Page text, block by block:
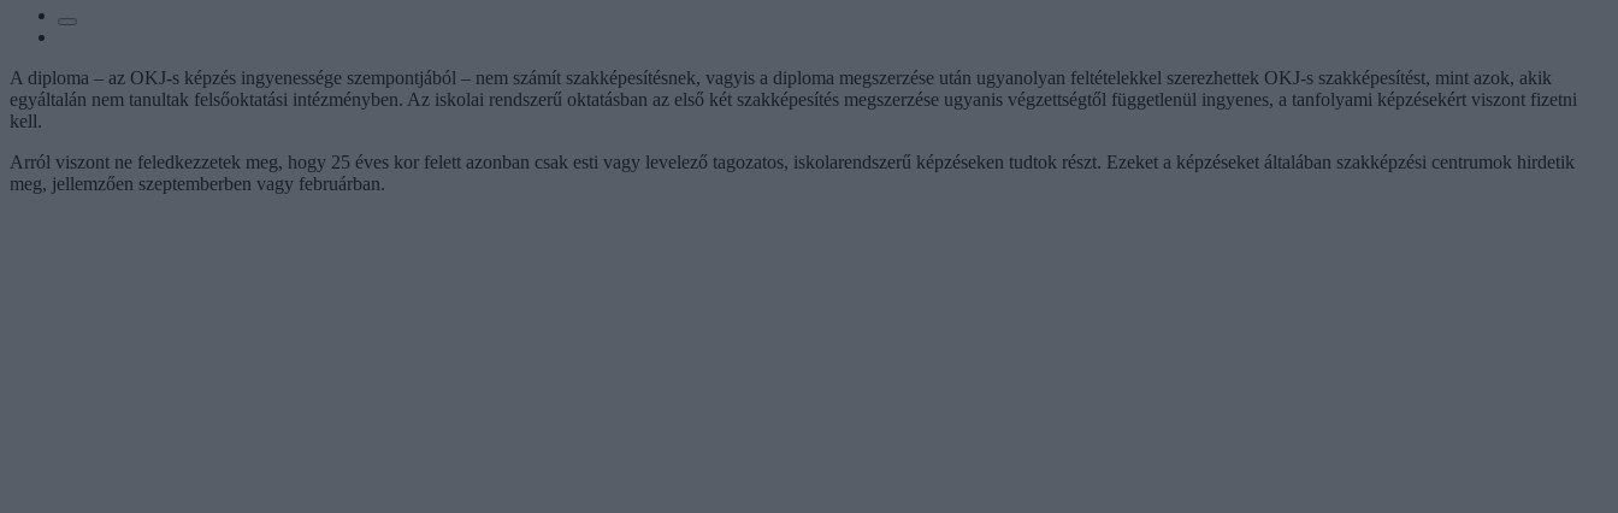
A diploma – az OKJ-s képzés ingyenessége szempontjából – nem számít szakképesítésnek, vagyis a diploma megszerzése után ugyanolyan feltételekkel szerezhettek OKJ-s szakképesítést, mint azok, akik
egyáltalán nem tanultak felsőoktatási intézményben. Az iskolai rendszerű oktatásban az első két szakképesítés megszerzése ugyanis végzettségtől függetlenül ingyenes, a tanfolyami képzésekért viszont fizetni
kell.
Arról viszont ne feledkezzetek meg, hogy 25 éves kor felett azonban csak esti vagy levelező tagozatos, iskolarendszerű képzéseken tudtok részt. Ezeket a képzéseket általában szakképzési centrumok hirdetik
meg, jellemzően szeptemberben vagy februárban.